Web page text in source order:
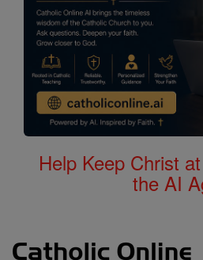
Help Keep Christ
the AI